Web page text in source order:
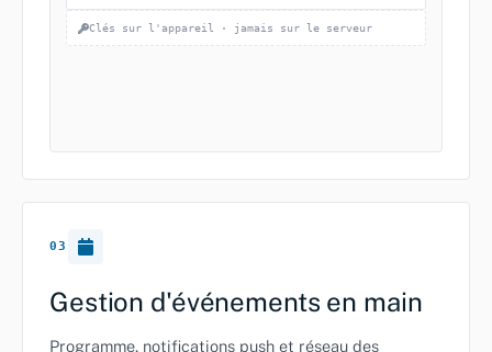
Clés sur l'appareil · jamais sur le serveur
03
Gestion d'événements en main
Programme, notifications push et réseau des